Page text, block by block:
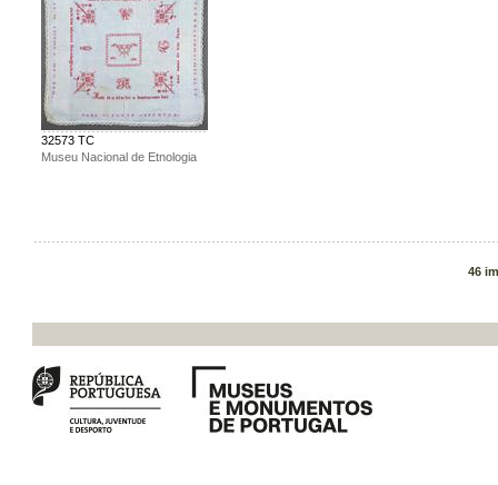
32573 TC
Museu Nacional de Etnologia
46